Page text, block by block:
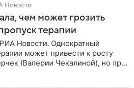
Новости
чем может грозить
терапии
Новости. Однократный
может привести к росту
(Валерии Чекалиной), но при